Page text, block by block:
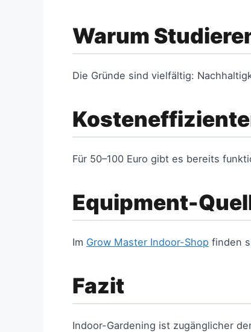
Warum
Die Gründe sind vielfältig:
Für 50–100 Euro gibt es bereits
Equipment-
Im Grow Master Indoor-Shop finden
Fazit
Indoor-Gardening ist zugänglicher